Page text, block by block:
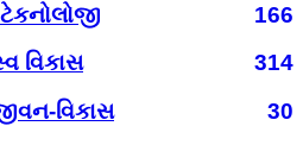
166
વિકાસ
314
વિકાસ
30